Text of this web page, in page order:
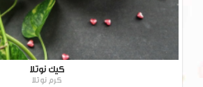
کیک نوتلا
کرم نوتلا